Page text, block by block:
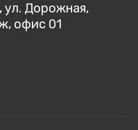
ул. Дорожная,
офис 01